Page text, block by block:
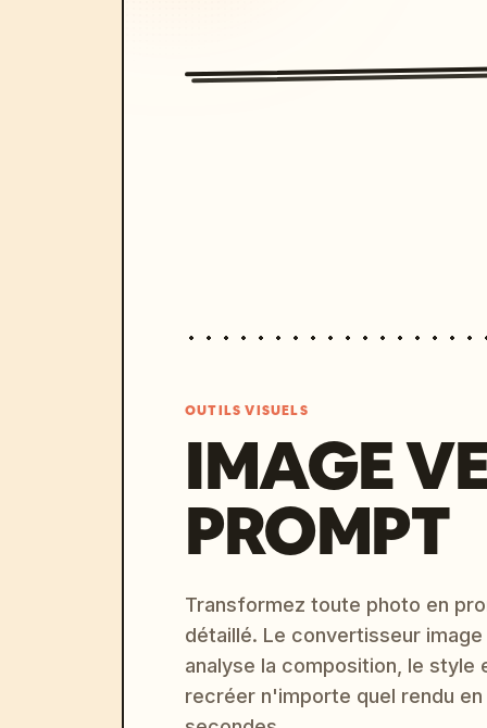
OUTILS VISUELS
IMAGE
PROMPT
Transformez toute photo en
détaillé. Le convertisseur
analyse la composition, le style
recréer n'importe quel rendu en